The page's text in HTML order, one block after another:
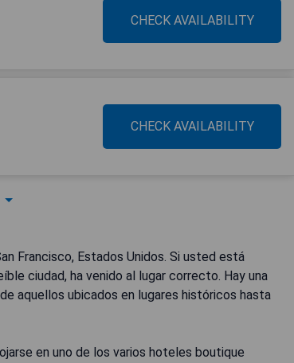
CHECK AVAILABILITY
CHECK AVAILABILITY
Francisco, Estados Unidos. Si usted está
ciudad, ha venido al lugar correcto. Hay una
aquellos ubicados en lugares históricos hasta
en uno de los varios hoteles boutique